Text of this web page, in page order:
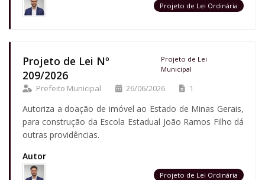
Projeto de Lei Ordinária
Projeto de Lei Nº
209/2026
Projeto de Lei
Municipal
Prefeito Municipal 26/06/2026 1
Autoriza a doação de imóvel ao Estado de Minas Gerais,
para construção da Escola Estadual João Ramos Filho dá
outras providências.
Autor
Projeto de Lei Ordinária